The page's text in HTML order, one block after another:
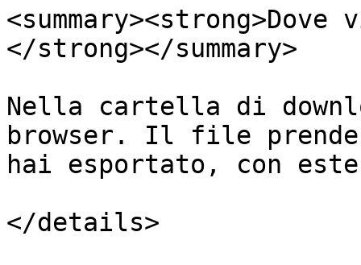
</strong></summary>
Nella cartella di
browser. Il file
hai esportato, con
</details>